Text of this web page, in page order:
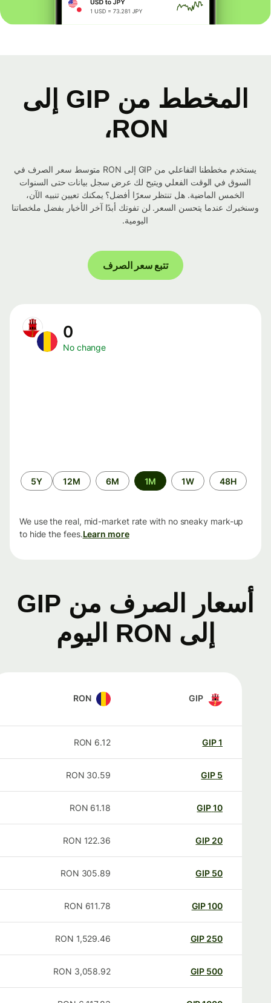
المخطط من GIP إلى
RON،
يستخدم مخططنا التفاعلي من GIP إلى RON متوسط ​​سعر الصرف في
السوق في الوقت الفعلي ويتيح لك عرض سجل بيانات حتى السنوات
الخمس الماضية. هل تنتظر سعرًا أفضل؟ يمكنك تعيين تنبيه الآن،
وسنخبرك عندما يتحسن السعر. لن تفوتك أبدًا آخر الأخبار بفضل ملخصاتنا
اليومية.
تتبع سعر الصرف
No change
الفترة
الزمنية
48H
1W
1M
6M
12M
5Y
We use the real, mid-market rate with no sneaky mark-up
to hide the fees.Learn more
أسعار الصرف من GIP
إلى RON اليوم
GIP
RON
GIP
6.12
RON
GIP
30.59
RON
GIP
61.18
RON
20
GIP
122.36
RON
50
GIP
305.89
RON
100
GIP
611.78
RON
250
GIP
1,529.46
RON
500
GIP
3,058.92
RON